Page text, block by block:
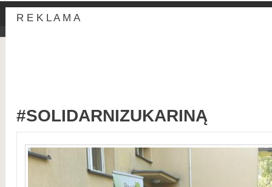
R E K L A M A
#SOLIDARNIZUKARINĄ